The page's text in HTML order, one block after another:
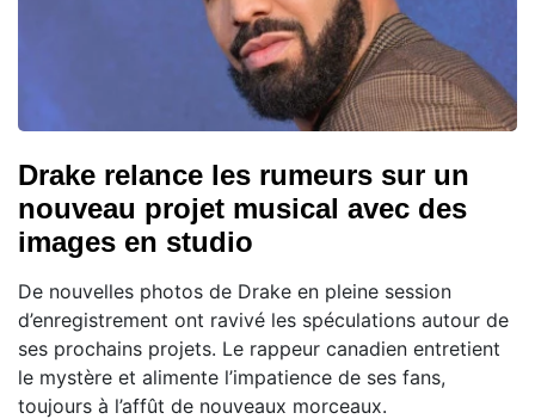
Drake relance les rumeurs sur un
nouveau projet musical avec des
images en studio
De nouvelles photos de Drake en pleine session
d’enregistrement ont ravivé les spéculations autour de
ses prochains projets. Le rappeur canadien entretient
le mystère et alimente l’impatience de ses fans,
toujours à l’affût de nouveaux morceaux.